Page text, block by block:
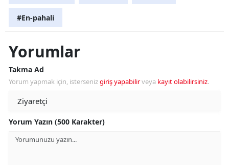
#En-pahali
Yorumlar
Takma Ad
Yorum yapmak için, istersenizgiriş yapabilirveya kayıt olabilirsiniz.
Yorum Yazın (500 Karakter)